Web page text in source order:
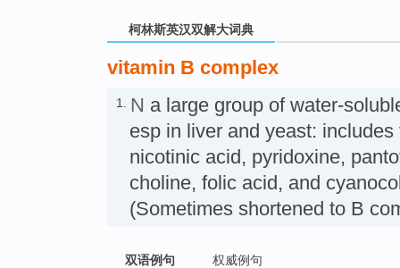
柯林斯英汉双解大词典
vitamin B complex
1. N a large group of water-
esp in liver and yeast:
nicotinic acid, pyridoxine,
choline, folic acid, and
(Sometimes shortened to B
双语例句 权威例句